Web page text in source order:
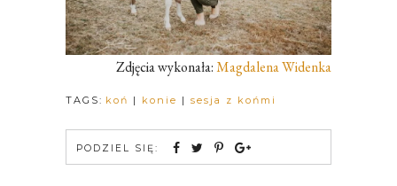
Zdjęcia wykonała:Magdalena Widenka
TAGS: koń | konie | sesja z końmi
PODZIEL SIĘ: